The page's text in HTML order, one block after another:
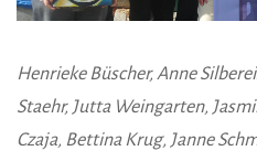
Henrieke Büscher, Anne
Staehr, Jutta Weingarten,
Czaja, Bettina Krug, Janne